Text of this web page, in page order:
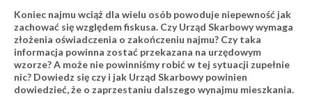
Koniec najmu wciąż dla wielu osób powoduje niepewność jak
zachować się względem fiskusa. Czy Urząd Skarbowy wymaga
złożenia oświadczenia o zakończeniu najmu? Czy taka
informacja powinna zostać przekazana na urzędowym
wzorze? A może nie powinniśmy robić w tej sytuacji zupełnie
nic? Dowiedz się czy i jak Urząd Skarbowy powinien
dowiedzieć, że o zaprzestaniu dalszego wynajmu mieszkania.